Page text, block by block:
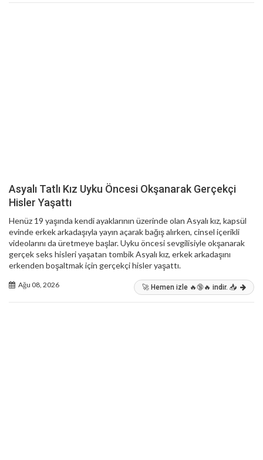
Asyalı Tatlı Kız Uyku Öncesi Okşanarak Gerçekçi
Hisler Yaşattı
Henüz 19 yaşında kendi ayaklarının üzerinde olan Asyalı kız, kapsül
evinde erkek arkadaşıyla yayın açarak bağış alırken, cinsel içerikli
videolarını da üretmeye başlar. Uyku öncesi sevgilisiyle okşanarak
gerçek seks hisleri yaşatan tombik Asyalı kız, erkek arkadaşını
erkenden boşaltmak için gerçekçi hisler yaşattı.
Ağu 08, 2026 🚀 Hemen izle 🔥🔞🔥 indir. 📥